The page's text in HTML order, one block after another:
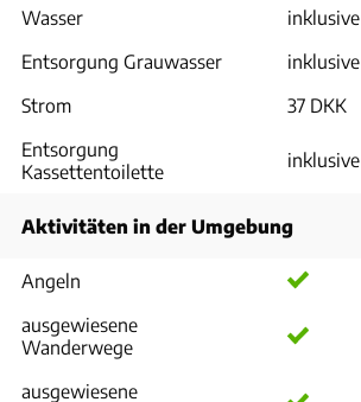
Wasser
inklusive
Entsorgung Grauwasser
inklusive
Strom
37 DKK
Entsorgung
Kassettentoilette
inklusive
Aktivitäten in der Umgebung
Angeln
ausgewiesene
Wanderwege
ausgewiesene